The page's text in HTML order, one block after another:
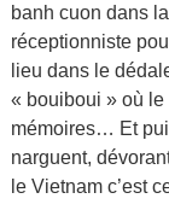
banh cuon dans
réceptionniste
lieu dans le
« bouiboui » où
mémoires… Et
narguent,
le Vietnam c’est